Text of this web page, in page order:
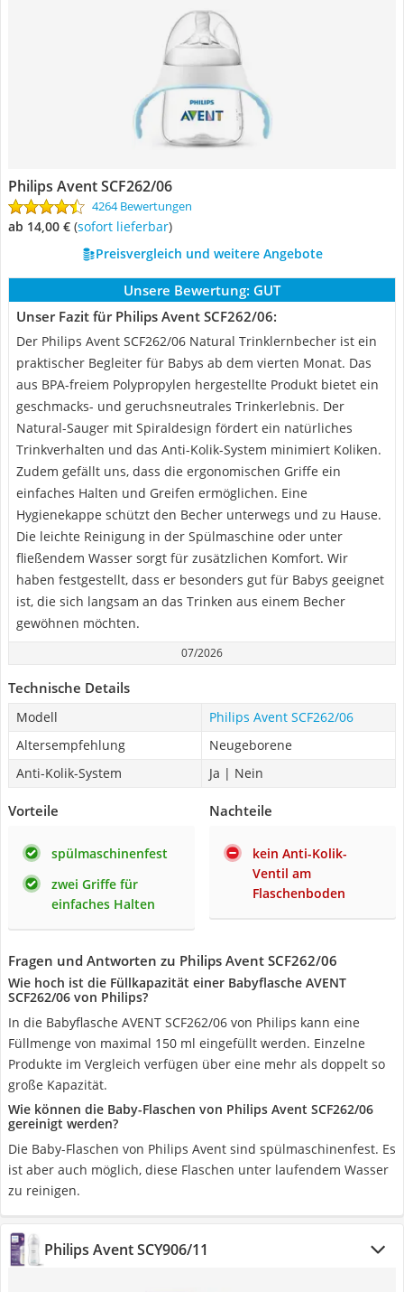
Philips Avent SCF262/06
4264 Bewertungen
ab 14,00 € ( Sofort lieferbar)
Preisvergleich und weitere Angebote
Unsere Bewertung: GUT
Unser Fazit für Philips Avent SCF262/06:
Der Philips Avent SCF262/06 Natural Trinklernbecher ist ein
praktischer Begleiter für Babys ab dem vierten Monat. Das
aus BPA-freiem Polypropylen hergestellte Produkt bietet ein
geschmacks- und geruchsneutrales Trinkerlebnis. Der
Natural-Sauger mit Spiraldesign fördert ein natürliches
Trinkverhalten und das Anti-Kolik-System minimiert Koliken.
Zudem gefällt uns, dass die ergonomischen Griffe ein
einfaches Halten und Greifen ermöglichen. Eine
Hygienekappe schützt den Becher unterwegs und zu Hause.
Die leichte Reinigung in der Spülmaschine oder unter
fließendem Wasser sorgt für zusätzlichen Komfort. Wir
haben festgestellt, dass er besonders gut für Babys geeignet
ist, die sich langsam an das Trinken aus einem Becher
gewöhnen möchten.
07/2026
Technische Details
Modell
Philips Avent SCF262/06
Altersempfehlung
Neugeborene
Anti-Kolik-System
Ja | Nein
Vorteile
spülmaschinenfest
zwei Griffe für
einfaches Halten
Nachteile
kein Anti-Kolik-
Ventil am
Flaschenboden
Fragen und Antworten zu Philips Avent SCF262/06
Wie hoch ist die Füllkapazität einer Babyflasche AVENT
‎SCF262/06 von Philips?
In die Babyflasche AVENT ‎SCF262/06 von Philips kann eine
Füllmenge von maximal 150 ml eingefüllt werden. Einzelne
Produkte im Vergleich verfügen über eine mehr als doppelt so
große Kapazität.
Wie können die Baby-Flaschen von Philips Avent SCF262/06
gereinigt werden?
Die Baby-Flaschen von Philips Avent sind spülmaschinenfest. Es
ist aber auch möglich, diese Flaschen unter laufendem Wasser
zu reinigen.
Philips Avent SCY906/11